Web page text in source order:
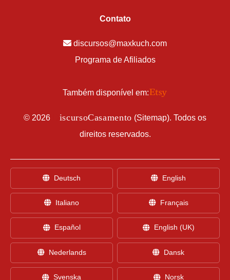
Contato
discursos@maxkuch.com
Programa de Afiliados
Também disponível em:
©2026 iscursoCasamento (Sitemap). Todos os
direitos reservados.
Deutsch English
Italiano Français
Español English (UK)
Nederlands Dansk
Svenska Norsk